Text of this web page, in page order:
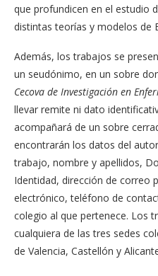
que profundicen en el estudio
distintas teorías y modelos de
Además, los trabajos se
un seudónimo, en un sobre
Cecova de Investigación en
llevar remite ni dato
acompañará de un sobre
encontrarán los datos del
trabajo, nombre y apellidos,
Identidad, dirección de correo
electrónico, teléfono de
colegio al que pertenece. Los
cualquiera de las tres sedes
de Valencia, Castellón y